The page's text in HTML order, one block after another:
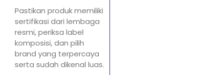
Pastikan produk memiliki
sertifikasi dari lembaga
resmi, periksa label
komposisi, dan pilih
brand yang terpercaya
serta sudah dikenal luas.